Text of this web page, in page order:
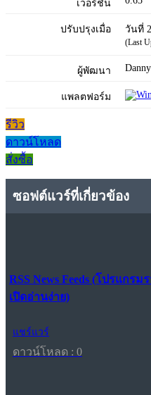
เวอร์ชัน
ปรับปรุงเมื่อ วันที่
(Last
ผู้พัฒนา
แพลตฟอร์ม
รีวิว
ดาวน์โหลด
สั่งซื้อ
ซอฟต์แวร์ที่เกี่ยวข้อง
RSS News Feeds (โปรแกร
เปิดอ่านง่าย)
แชร์แวร์
ดาวน์โหลด : 0